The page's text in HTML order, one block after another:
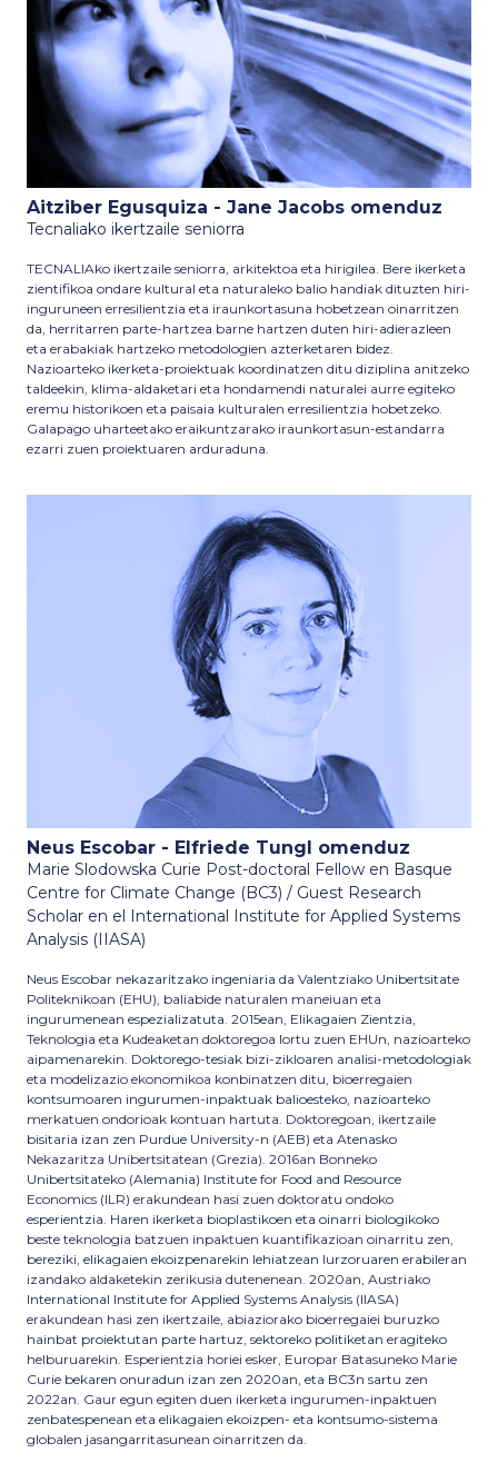
Aitziber Egusquiza - Jane Jacobs omenduz
Tecnaliako ikertzaile seniorra
TECNALIAko ikertzaile seniorra, arkitektoa eta hirigilea. Bere ikerketa
zientifikoa ondare kultural eta naturaleko balio handiak dituzten hiri-
inguruneen erresilientzia eta iraunkortasuna hobetzean oinarritzen
da, herritarren parte-hartzea barne hartzen duten hiri-adierazleen
eta erabakiak hartzeko metodologien azterketaren bidez.
Nazioarteko ikerketa-proiektuak koordinatzen ditu diziplina anitzeko
taldeekin, klima-aldaketari eta hondamendi naturalei aurre egiteko
eremu historikoen eta paisaia kulturalen erresilientzia hobetzeko.
Galapago uharteetako eraikuntzarako iraunkortasun-estandarra
ezarri zuen proiektuaren arduraduna.
Neus Escobar - Elfriede Tungl omenduz
Marie Slodowska Curie Post-doctoral Fellow en Basque
Centre for Climate Change (BC3) / Guest Research
Scholar en el International Institute for Applied Systems
Analysis (IIASA)
Neus Escobar nekazaritzako ingeniaria da Valentziako Unibertsitate
Politeknikoan (EHU), baliabide naturalen maneiuan eta
ingurumenean espezializatuta. 2015ean, Elikagaien Zientzia,
Teknologia eta Kudeaketan doktoregoa lortu zuen EHUn, nazioarteko
aipamenarekin. Doktorego-tesiak bizi-zikloaren analisi-metodologiak
eta modelizazio ekonomikoa konbinatzen ditu, bioerregaien
kontsumoaren ingurumen-inpaktuak balioesteko, nazioarteko
merkatuen ondorioak kontuan hartuta. Doktoregoan, ikertzaile
bisitaria izan zen Purdue University-n (AEB) eta Atenasko
Nekazaritza Unibertsitatean (Grezia). 2016an Bonneko
Unibertsitateko (Alemania) Institute for Food and Resource
Economics (ILR) erakundean hasi zuen doktoratu ondoko
esperientzia. Haren ikerketa bioplastikoen eta oinarri biologikoko
beste teknologia batzuen inpaktuen kuantifikazioan oinarritu zen,
bereziki, elikagaien ekoizpenarekin lehiatzean lurzoruaren erabileran
izandako aldaketekin zerikusia dutenenean. 2020an, Austriako
International Institute for Applied Systems Analysis (IIASA)
erakundean hasi zen ikertzaile, abiaziorako bioerregaiei buruzko
hainbat proiektutan parte hartuz, sektoreko politiketan eragiteko
helburuarekin. Esperientzia horiei esker, Europar Batasuneko Marie
Curie bekaren onuradun izan zen 2020an, eta BC3n sartu zen
2022an. Gaur egun egiten duen ikerketa ingurumen-inpaktuen
zenbatespenean eta elikagaien ekoizpen- eta kontsumo-sistema
globalen jasangarritasunean oinarritzen da.